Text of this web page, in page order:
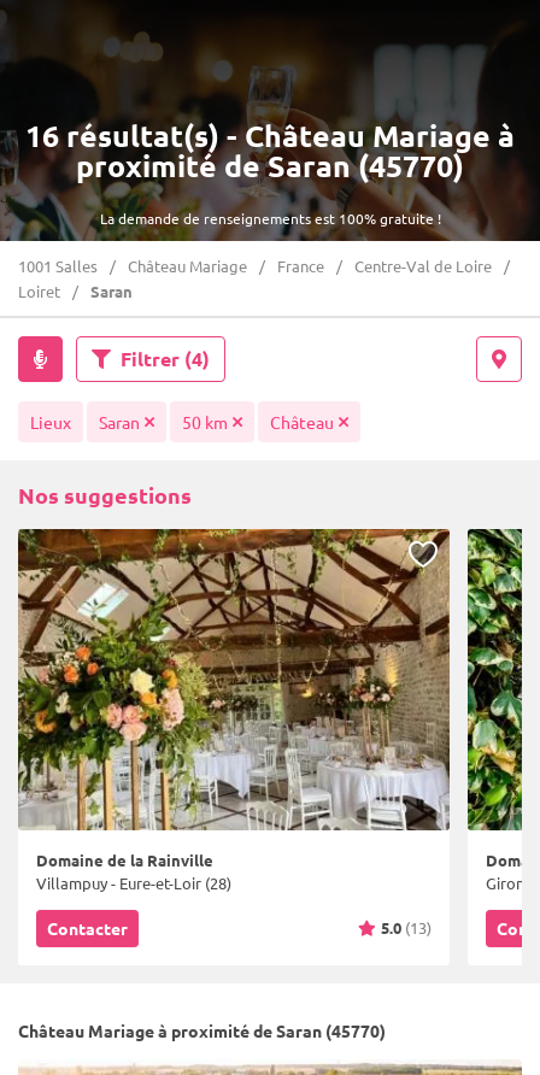
La demande de renseignements est 100% gratuite !
16 résultat(s) - Château Mariage à
proximité de Saran (45770)
1001 Salles Château Mariage France
Centre-Val de Loire
Loiret
Saran
Filtrer (4)
Lieux Saran 50 km Château
Nos suggestions
Domaine de la Rainville
Villampuy - Eure-et-Loir (28)
Contacter 5.0 (13)
Château Mariage à proximité de Saran (45770)